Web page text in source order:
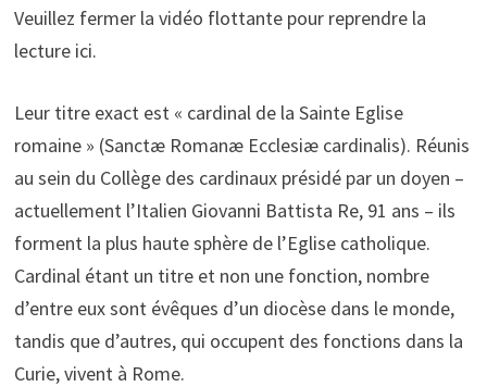
Veuillez fermer la vidéo flottante pour reprendre la
lecture ici.
Leur titre exact est « cardinal de la Sainte Eglise
romaine » (Sanctæ Romanæ Ecclesiæ cardinalis). Réunis
au sein du Collège des cardinaux présidé par un doyen –
actuellement l’Italien Giovanni Battista Re, 91 ans – ils
forment la plus haute sphère de l’Eglise catholique.
Cardinal étant un titre et non une fonction, nombre
d’entre eux sont évêques d’un diocèse dans le monde,
tandis que d’autres, qui occupent des fonctions dans la
Curie, vivent à Rome.